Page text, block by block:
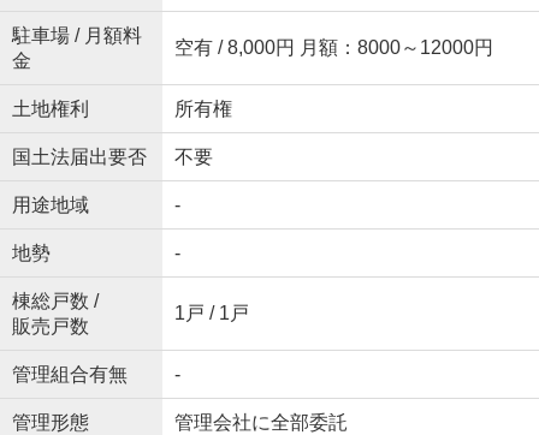
駐車場 / 月額料
金
空有 / 8,000円 月額：8000～12000円
土地権利 所有権
国土法届出要否 不要
用途地域 -
地勢 -
棟総戸数 /
販売戸数
1戸 / 1戸
管理組合有無 -
管理形態 管理会社に全部委託